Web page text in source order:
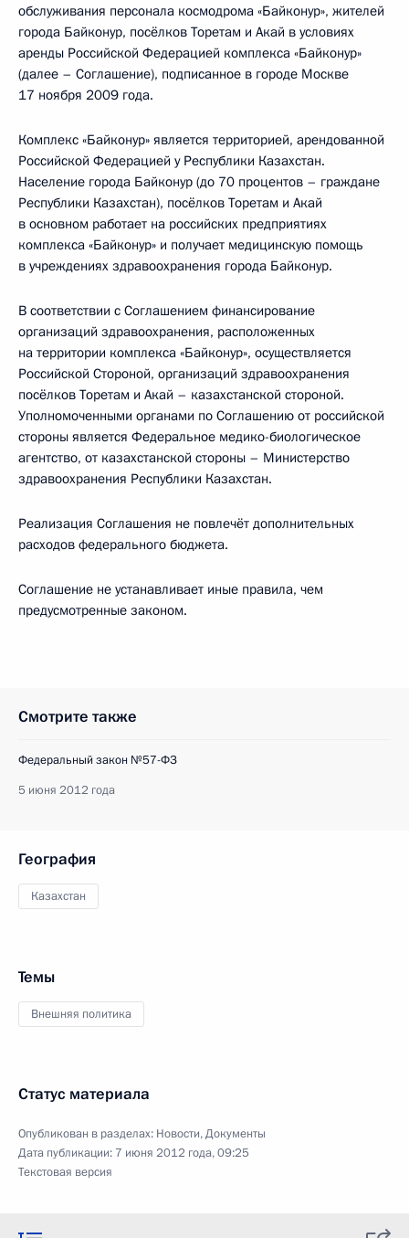
обслуживания персонала космодрома «Байконур», жителей
города Байконур, посёлков Торетам и Акай в условиях
аренды Российской Федерацией комплекса «Байконур»
(далее – Соглашение), подписанное в городе Москве
17 ноября 2009 года.
Комплекс «Байконур» является территорией, арендованной
Российской Федерацией у Республики Казахстан.
Население города Байконур (до 70 процентов – граждане
Республики Казахстан), посёлков Торетам и Акай
в основном работает на российских предприятиях
комплекса «Байконур» и получает медицинскую помощь
в учреждениях здравоохранения города Байконур.
В соответствии с Соглашением финансирование
организаций здравоохранения, расположенных
на территории комплекса «Байконур», осуществляется
Российской Стороной, организаций здравоохранения
посёлков Торетам и Акай – казахстанской стороной.
Уполномоченными органами по Соглашению от российской
стороны является Федеральное медико-биологическое
агентство, от казахстанской стороны – Министерство
здравоохранения Республики Казахстан.
Реализация Соглашения не повлечёт дополнительных
расходов федерального бюджета.
Соглашение не устанавливает иные правила, чем
предусмотренные законом.
Смотрите также
Федеральный закон №57-ФЗ
5 июня 2012 года
География
Казахстан
Темы
Внешняя политика
Статус материала
Опубликован в разделах: Новости,Документы
Дата публикации: 7 июня 2012 года, 09:25
Текстовая версия